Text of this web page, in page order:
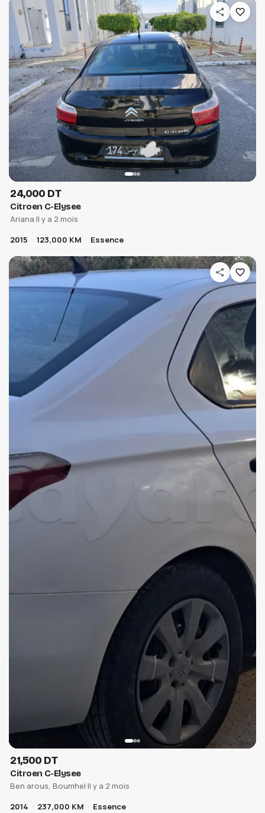
24,000 DT
Citroen C-Elysee
Ariana·Il y a 2 mois
2015
123,000 KM Essence
21,500 DT
Citroen C-Elysee
Ben arous, Boumhel·Il y a 2 mois
2014
237,000 KM Essence